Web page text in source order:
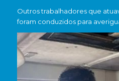
Outros trabalhadores que
foram conduzidos para